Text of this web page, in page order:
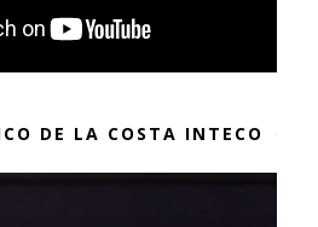
DE LA COSTA INTECO